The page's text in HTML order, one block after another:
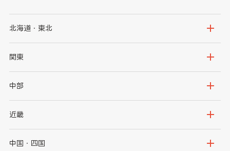
北海道・東北
北海道
岩手県
秋田県
関東
茨城県
群馬県
千葉県
中部
新潟県
石川県
近畿
大阪府
中国・四国